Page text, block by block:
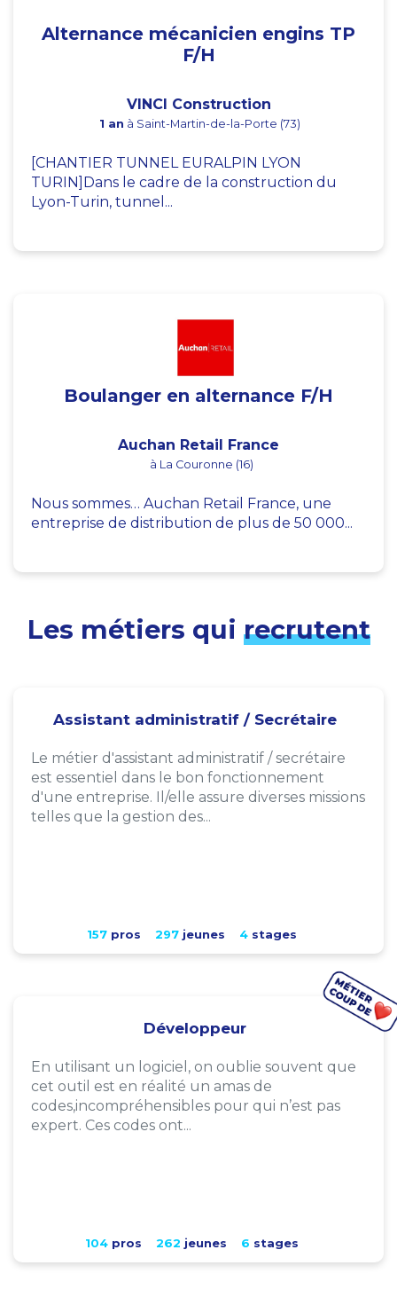
Alternance mécanicien engins TP
F/H
VINCI Construction
1 an à Saint-Martin-de-la-Porte (73)
[CHANTIER TUNNEL EURALPIN LYON
TURIN]Dans le cadre de la construction du
Lyon-Turin, tunnel...
Boulanger en alternance F/H
Auchan Retail France
à La Couronne (16)
Nous sommes… Auchan Retail France, une
entreprise de distribution de plus de 50 000...
Les métiers qui recrutent
Assistant administratif / Secrétaire
Le métier d'assistant administratif / secrétaire
est essentiel dans le bon fonctionnement
d'une entreprise. Il/elle assure diverses missions
telles que la gestion des...
157pros 297jeunes 4stages
Développeur
En utilisant un logiciel, on oublie souvent que
cet outil est en réalité un amas de
codes,incompréhensibles pour qui n’est pas
expert. Ces codes ont...
104pros 262 jeunes 6 stages